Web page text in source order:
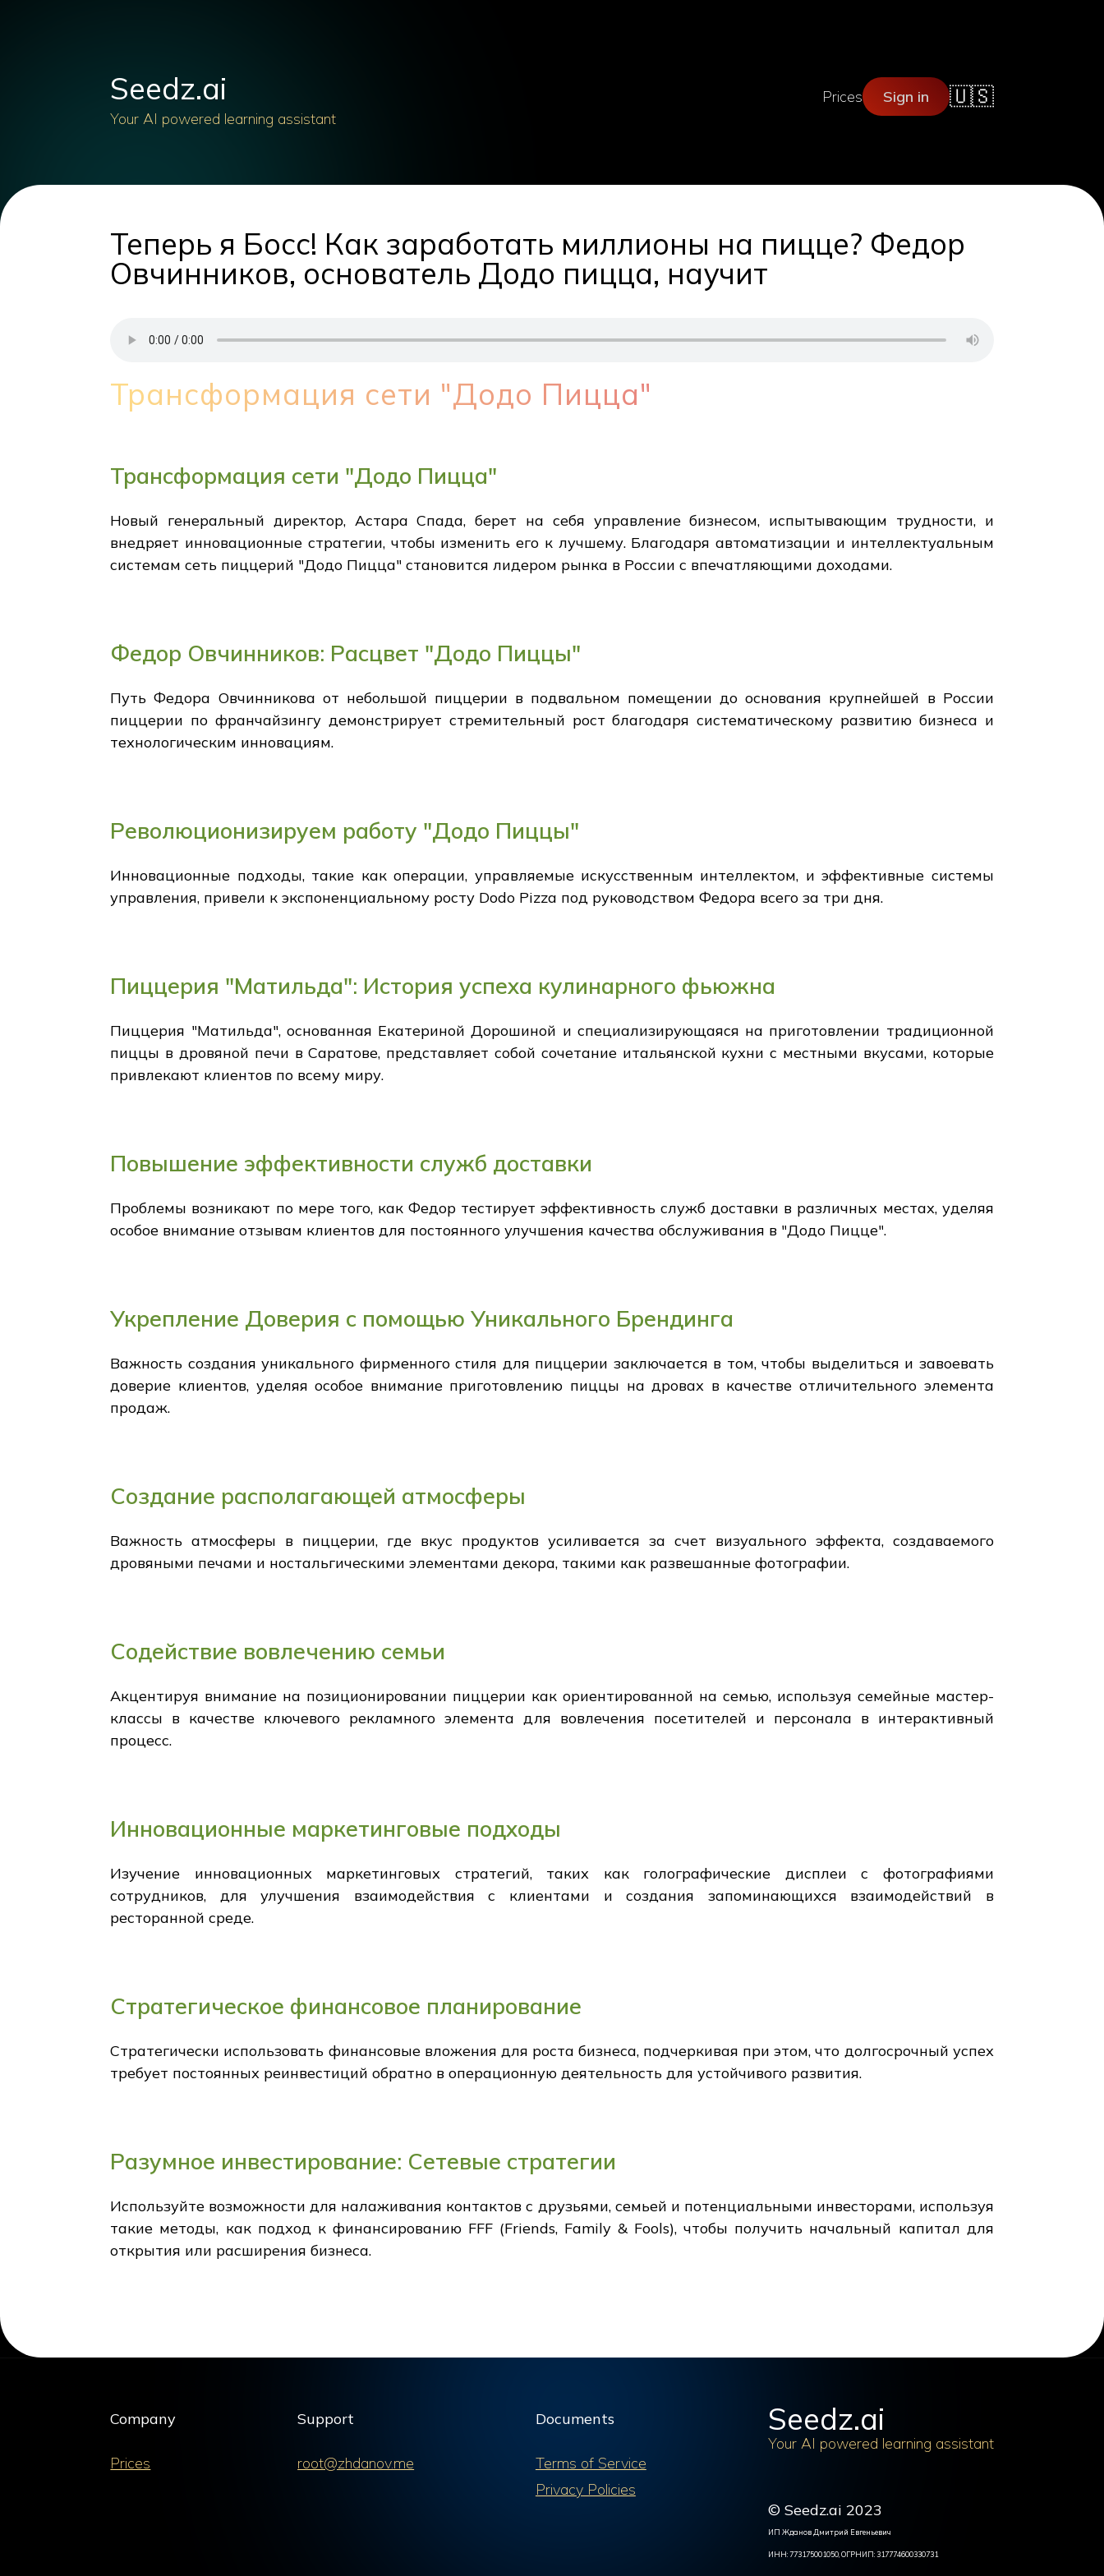
Seedz.ai
Your AI powered learning assistant
Prices Sign in 🇺🇸
Теперь я Босс! Как заработать миллионы на пицце? Федор
Овчинников, основатель Додо пицца, научит
Трансформация сети "Додо Пицца"
Трансформация сети "Додо Пицца"
Новый генеральный директор, Астара Спада, берет на себя управление бизнесом, испытывающим трудности, и
внедряет инновационные стратегии, чтобы изменить его к лучшему. Благодаря автоматизации и интеллектуальным
системам сеть пиццерий "Додо Пицца" становится лидером рынка в России с впечатляющими доходами.
Федор Овчинников: Расцвет "Додо Пиццы"
Путь Федора Овчинникова от небольшой пиццерии в подвальном помещении до основания крупнейшей в России
пиццерии по франчайзингу демонстрирует стремительный рост благодаря систематическому развитию бизнеса и
технологическим инновациям.
Революционизируем работу "Додо Пиццы"
Инновационные подходы, такие как операции, управляемые искусственным интеллектом, и эффективные системы
управления, привели к экспоненциальному росту Dodo Pizza под руководством Федора всего за три дня.
Пиццерия "Матильда": История успеха кулинарного фьюжна
Пиццерия "Матильда", основанная Екатериной Дорошиной и специализирующаяся на приготовлении традиционной
пиццы в дровяной печи в Саратове, представляет собой сочетание итальянской кухни с местными вкусами, которые
привлекают клиентов по всему миру.
Повышение эффективности служб доставки
Проблемы возникают по мере того, как Федор тестирует эффективность служб доставки в различных местах, уделяя
особое внимание отзывам клиентов для постоянного улучшения качества обслуживания в "Додо Пицце".
Укрепление Доверия с помощью Уникального Брендинга
Важность создания уникального фирменного стиля для пиццерии заключается в том, чтобы выделиться и завоевать
доверие клиентов, уделяя особое внимание приготовлению пиццы на дровах в качестве отличительного элемента
продаж.
Создание располагающей атмосферы
Важность атмосферы в пиццерии, где вкус продуктов усиливается за счет визуального эффекта, создаваемого
дровяными печами и ностальгическими элементами декора, такими как развешанные фотографии.
Содействие вовлечению семьи
Акцентируя внимание на позиционировании пиццерии как ориентированной на семью, используя семейные мастер-
классы в качестве ключевого рекламного элемента для вовлечения посетителей и персонала в интерактивный
процесс.
Инновационные маркетинговые подходы
Изучение инновационных маркетинговых стратегий, таких как голографические дисплеи с фотографиями
сотрудников, для улучшения взаимодействия с клиентами и создания запоминающихся взаимодействий в
ресторанной среде.
Стратегическое финансовое планирование
Стратегически использовать финансовые вложения для роста бизнеса, подчеркивая при этом, что долгосрочный успех
требует постоянных реинвестиций обратно в операционную деятельность для устойчивого развития.
Разумное инвестирование: Сетевые стратегии
Используйте возможности для налаживания контактов с друзьями, семьей и потенциальными инвесторами, используя
такие методы, как подход к финансированию FFF (Friends, Family & Fools), чтобы получить начальный капитал для
открытия или расширения бизнеса.
Company
Prices
Support
root@zhdanov.me
Documents
Terms of Service
Privacy Policies
Seedz.ai
Your AI powered learning assistant
© Seedz.ai 2023
ИП Жданов Дмитрий Евгеньевич
ИНН: 773175001050, ОГРНИП: 317774600330731